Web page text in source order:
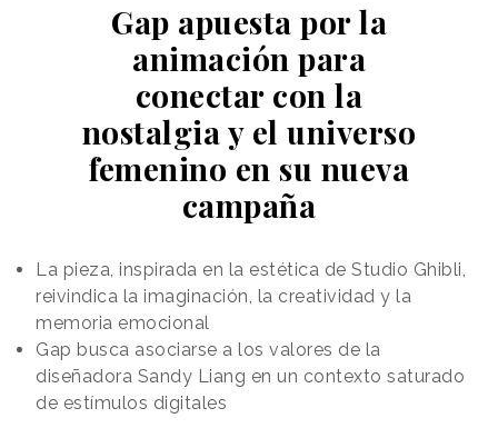
Gap apuesta por la
animación para
conectar con la
nostalgia y el universo
femenino en su nueva
campaña
La pieza, inspirada en la estética de Studio Ghibli,
reivindica la imaginación, la creatividad y la
memoria emocional
Gap busca asociarse a los valores de la
diseñadora Sandy Liang en un contexto saturado
de estímulos digitales